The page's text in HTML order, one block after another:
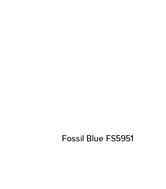
Fossil Blue FS5951